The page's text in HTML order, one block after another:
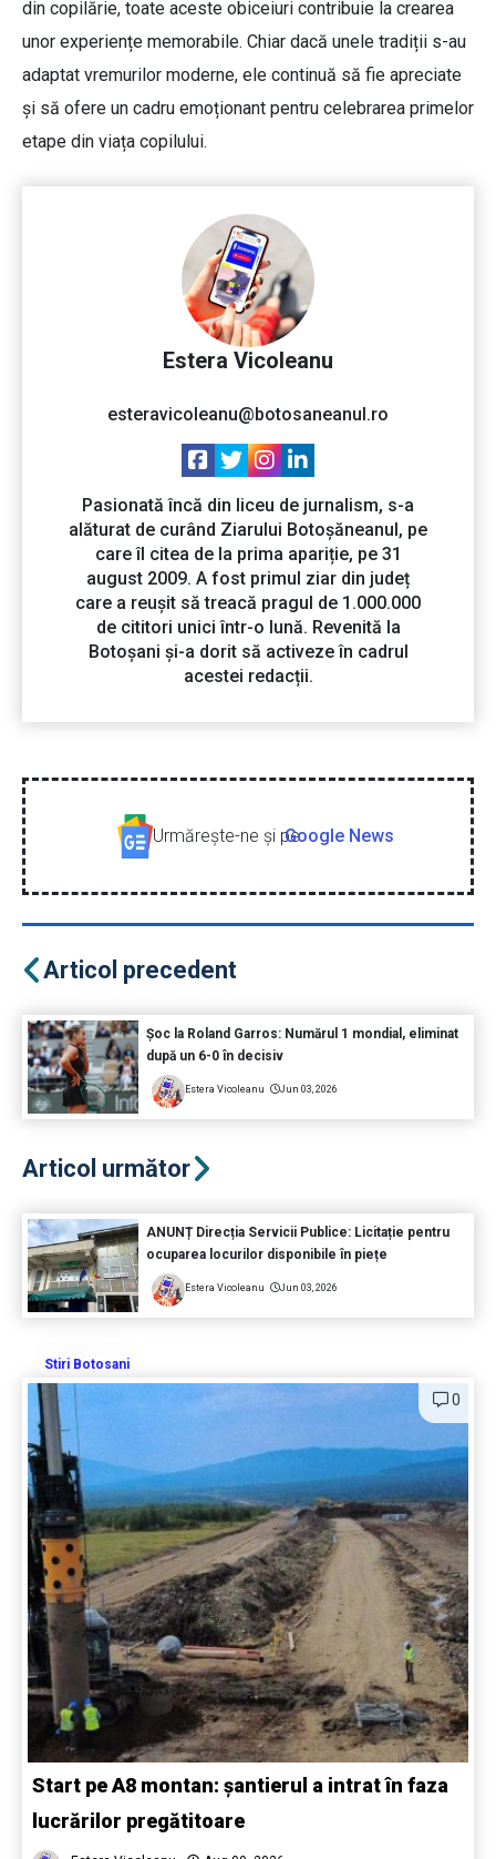
din copilărie, toate aceste obiceiuri contribuie la crearea
unor experiențe memorabile. Chiar dacă unele tradiții s-au
adaptat vremurilor moderne, ele continuă să fie apreciate
și să ofere un cadru emoționant pentru celebrarea primelor
etape din viața copilului.
Estera Vicoleanu
esteravicoleanu@botosaneanul.ro
Pasionată încă din liceu de jurnalism, s-a
alăturat de curând Ziarului Botoșăneanul, pe
care îl citea de la prima apariție, pe 31
august 2009. A fost primul ziar din județ
care a reușit să treacă pragul de 1.000.000
de cititori unici într-o lună. Revenită la
Botoșani și-a dorit să activeze în cadrul
acestei redacții.
Urmăreşte-ne şi peGoogle News
Articol precedent
Șoc la Roland Garros: Numărul 1 mondial, eliminat
după un 6-0 în decisiv
Estera Vicoleanu Jun 03, 2026
Articol următor
ANUNȚ Direcția Servicii Publice: Licitație pentru
ocuparea locurilor disponibile în piețe
Estera Vicoleanu Jun 03, 2026
Stiri Botosani
0
Start pe A8 montan: șantierul a intrat în faza
lucrărilor pregătitoare